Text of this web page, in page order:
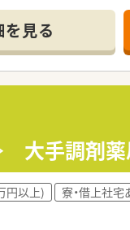
グでも、TOP3位以
す。
効率が良
いのも特徴です。
年層からベテラン
の調剤補助は一切
を入れています。
どを進め、薬剤師
を見る
≫ 大手調
円以上) 寮・借上社宅